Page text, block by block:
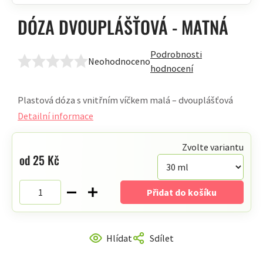
DÓZA DVOUPLÁŠŤOVÁ - MATNÁ
Průměrné
produktu
0,0
hvězdiček.
Neohodnoceno
Podrobnosti
hodnocení
Plastová dóza s vnitřním víčkem malá – dvouplášťová
Detailní informace
Hlídat Sdílet
od25 Kč
cena:
Zvolte variantu
Přidat do košíku